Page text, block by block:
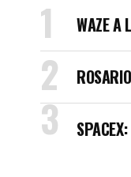
WAZE A